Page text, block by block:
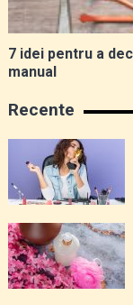
7 idei pentru a
manual
Recente